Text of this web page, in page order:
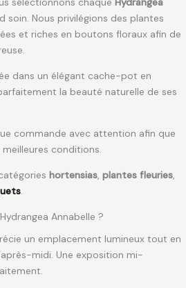
soin. Nous privilégions des plantes
et riches en boutons floraux afin de
dans un élégant cache-pot en
la beauté naturelle de ses
commande avec attention afin que
conditions.
hortensias plantes fleuries
Annabelle ?
un emplacement lumineux tout en
midi. Une exposition mi-